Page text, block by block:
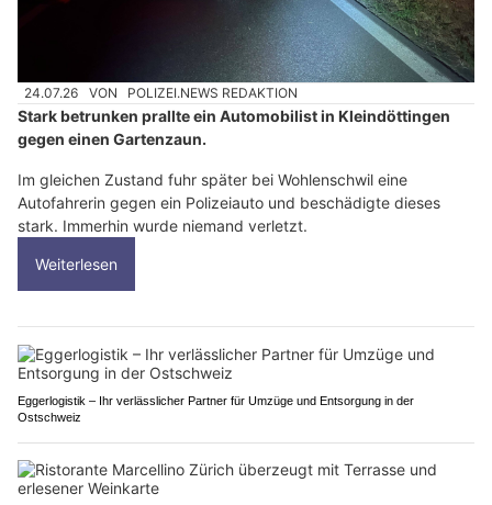
24.07.26 VON POLIZEI.NEWS REDAKTION
Stark betrunken prallte ein Automobilist in Kleindöttingen
gegen einen Gartenzaun.
Im gleichen Zustand fuhr später bei Wohlenschwil eine
Autofahrerin gegen ein Polizeiauto und beschädigte dieses
stark. Immerhin wurde niemand verletzt.
Weiterlesen
Eggerlogistik – Ihr verlässlicher Partner für Umzüge und Entsorgung in der
Ostschweiz